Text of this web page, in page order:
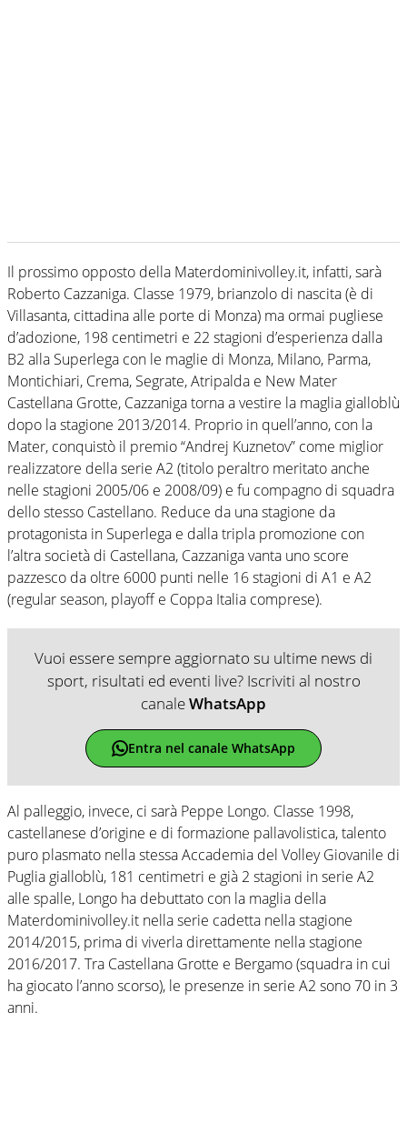
Il prossimo opposto della Materdominivolley.it, infatti, sarà
Roberto Cazzaniga. Classe 1979, brianzolo di nascita (è di
Villasanta, cittadina alle porte di Monza) ma ormai pugliese
d’adozione, 198 centimetri e 22 stagioni d’esperienza dalla
B2 alla Superlega con le maglie di Monza, Milano, Parma,
Montichiari, Crema, Segrate, Atripalda e New Mater
Castellana Grotte, Cazzaniga torna a vestire la maglia gialloblù
dopo la stagione 2013/2014. Proprio in quell’anno, con la
Mater, conquistò il premio “Andrej Kuznetov” come miglior
realizzatore della serie A2 (titolo peraltro meritato anche
nelle stagioni 2005/06 e 2008/09) e fu compagno di squadra
dello stesso Castellano. Reduce da una stagione da
protagonista in Superlega e dalla tripla promozione con
l’altra società di Castellana, Cazzaniga vanta uno score
pazzesco da oltre 6000 punti nelle 16 stagioni di A1 e A2
(regular season, playoff e Coppa Italia comprese).
Vuoi essere sempre aggiornato su ultime news di
sport, risultati ed eventi live? Iscriviti al nostro
canaleWhatsApp
Entra nel canale WhatsApp
Al palleggio, invece, ci sarà Peppe Longo. Classe 1998,
castellanese d’origine e di formazione pallavolistica, talento
puro plasmato nella stessa Accademia del Volley Giovanile di
Puglia gialloblù, 181 centimetri e già 2 stagioni in serie A2
alle spalle, Longo ha debuttato con la maglia della
Materdominivolley.it nella serie cadetta nella stagione
2014/2015, prima di viverla direttamente nella stagione
2016/2017. Tra Castellana Grotte e Bergamo (squadra in cui
ha giocato l’anno scorso), le presenze in serie A2 sono 70 in 3
anni.